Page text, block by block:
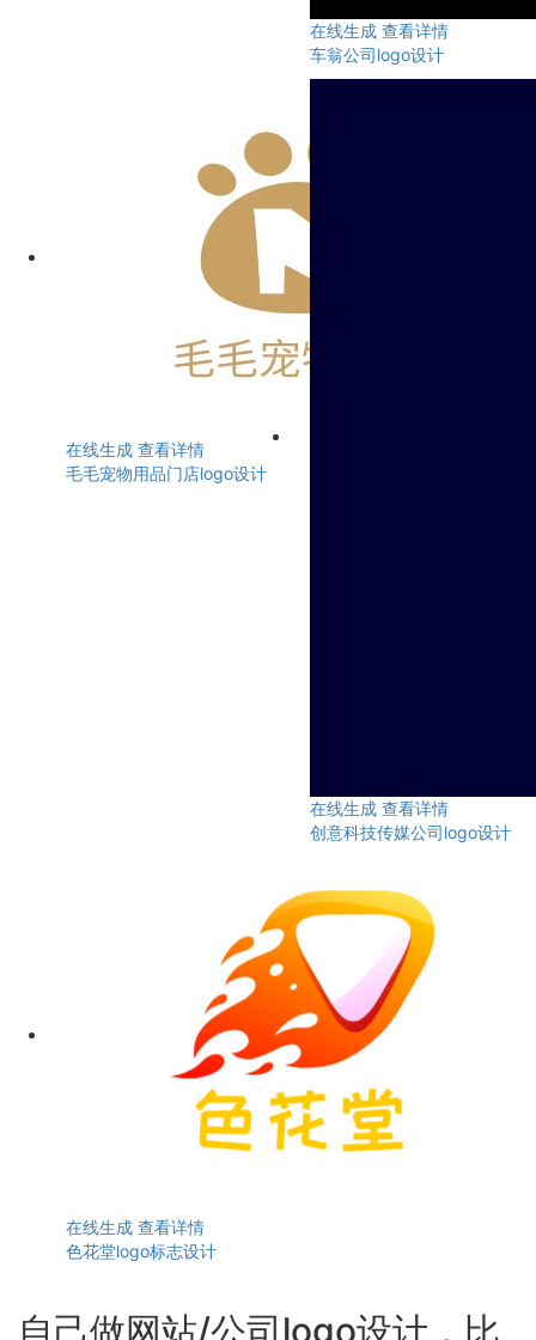
在线生成 查看详情
车翁公司logo设计
在线生成 查看详情
毛毛宠物用品门店logo设计
在线生成 查看详情
创意科技传媒公司logo设计
在线生成 查看详情
色花堂logo标志设计
自己做网站/公司logo设计，比